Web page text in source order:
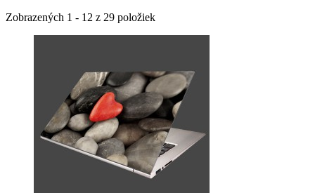
Zobrazených 1 - 12 z 29 položiek